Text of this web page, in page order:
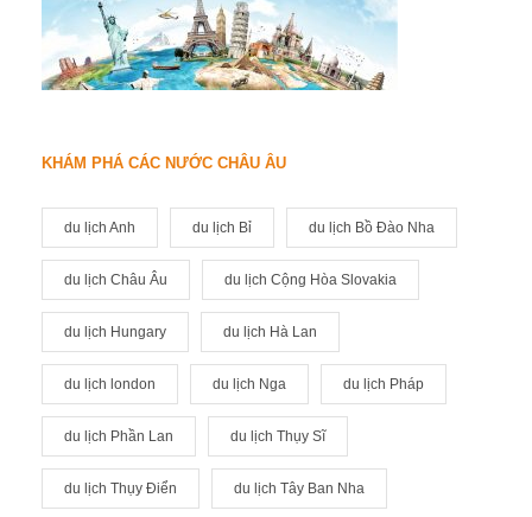
KHÁM PHÁ CÁC NƯỚC CHÂU ÂU
du lịch Anh du lịch Bỉ du lịch Bồ Đào Nha
du lịch Châu Âu du lịch Cộng Hòa Slovakia
du lịch Hungary du lịch Hà Lan
du lịch london du lịch Nga du lịch Pháp
du lịch Phần Lan du lịch Thụy Sĩ
du lịch Thụy Điển du lịch Tây Ban Nha